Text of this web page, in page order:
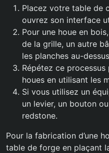
Placez votre table de
ouvrez son interface
Pour une houe en
de la grille, un autre
les planches au-
Répétez ce
houes en utilisant les
Si vous utilisez un
un levier, un bouton
redstone.
Pour la fabrication d’une
table de forge en plaçant